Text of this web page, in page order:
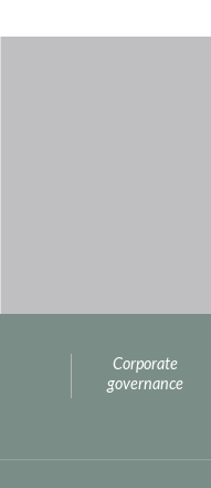
Corporate
governance